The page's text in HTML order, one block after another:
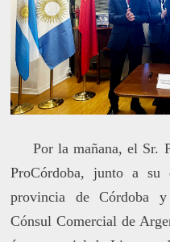
Por la mañana, el Sr.
ProCórdoba, junto a su
provincia de Córdoba
Cónsul Comercial de